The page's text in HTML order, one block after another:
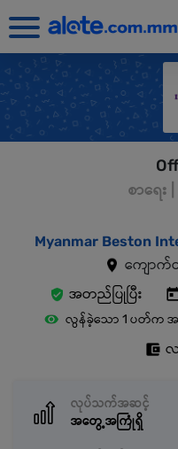
စာရေး
Myanmar Beston
ကျောက်
အတည်ပြုပြီး
လွန်ခဲ့သော 1 ပတ်က
လုပ်သက်အဆင့်
အတွေ့အကြုံရှိ